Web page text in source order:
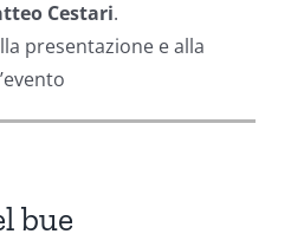
Cestari.
presentazione e alla
bue